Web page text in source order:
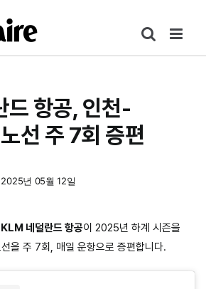
항공, 인천-
선 주 7회 증편
2025년 05월 12일
KLM 네덜란드 항공이 2025년 하계 시즌을
을 주 7회, 매일 운항으로 증편합니다.